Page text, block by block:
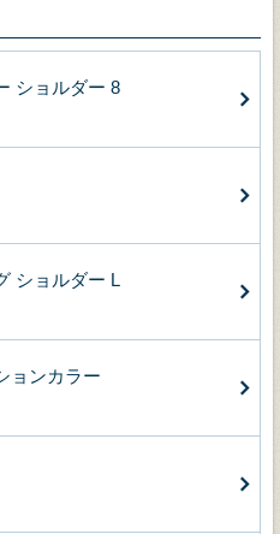
ショルダー 8
ショルダー L
ョンカラー